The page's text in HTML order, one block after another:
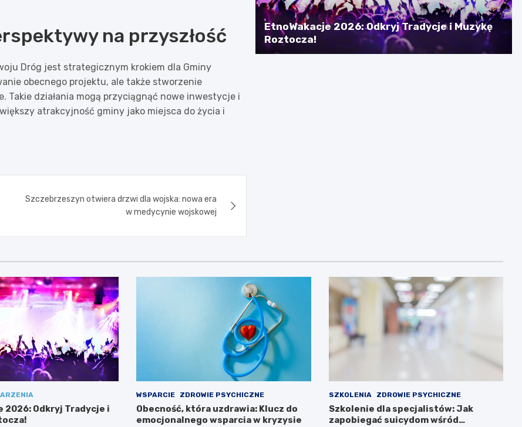
na przyszłość
Dróg jest strategicznym krokiem dla Gminy
obecnego projektu, ale także stworzenie
działania mogą przyciągnąć nowe inwestycje i
atrakcyjność gminy jako miejsca do życia i
Szczebrzeszyn otwiera drzwi dla wojska: nowa era
w medycynie wojskowej
EtnoWakacje 2026: Odkryj Tradycje i Muzykę
Roztocza!
2026: Odkryj Tradycje i
WSPARCIE ZDROWIE PSYCHICZNE
Obecność, która uzdrawia: Klucz do
emocjonalnego wsparcia w kryzysie
SZKOLENIA ZDROWIE PSYCHICZNE
Szkolenie dla specjalistów: Jak
zapobiegać suicydom wśród